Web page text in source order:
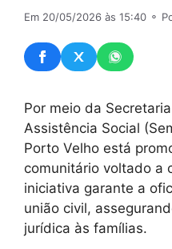
Em 20/05/2026 às 15:40 ⚬
Por meio da
Assistência Social
Porto Velho está
comunitário voltado a
iniciativa garante a
união civil,
jurídica às famílias.